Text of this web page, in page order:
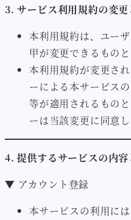
3. サービス利用規約の変
本利用規約は、ユー
甲が変更できるものと
本利用規約が変更さ
ーによる本サービス
等が適用されるもの
ーは当該変更に同意
4. 提供するサービスの内
▼ アカウント登録
本サービスの利用に